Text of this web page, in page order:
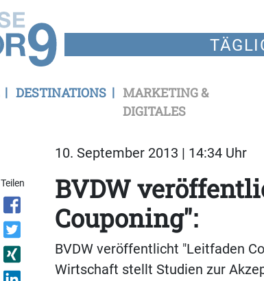
DESTINATIONS
MARKETING &
DIGITALES
10. September 2013 | 14:34 Uhr
Teilen
BVDW
Couponing":
BVDW veröffentlicht "Leitfaden
Wirtschaft stellt Studien zur